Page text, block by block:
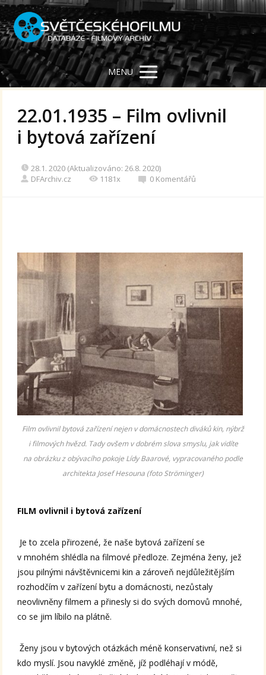
MENU
22.01.1935 – Film ovlivnil
i bytová zařízení
28.1. 2020 (Aktualizováno: 26.8. 2020)
DFArchiv.cz
1181x 0 Komentářů
Film ovlivnil bytová zařízení nejen v domácnostech diváků kin, nýbrž
i filmových hvězd. Tady ovšem v dobrém slova smyslu, jak vidíte
na obrázku z obývacího pokoje Lídy Baarové, vypracovaného podle
architekta Josef Hesouna (foto Ströminger)
FILM ovlivnil i bytová zařízení
Je to zcela přirozené, že naše bytová zařízení se
v mnohém shlédla na filmové předloze. Zejména ženy, jež
jsou pilnými návštěvnicemi kin a zároveň nejdůležitějším
rozhodčím v zařízení bytu a domácnosti, nezůstaly
neovlivněny filmem a přinesly si do svých domovů mnohé,
co se jim líbilo na plátně.
Ženy jsou v bytových otázkách méně konservativní, než si
kdo myslí. Jsou navyklé změně, jíž podléhají v módě,